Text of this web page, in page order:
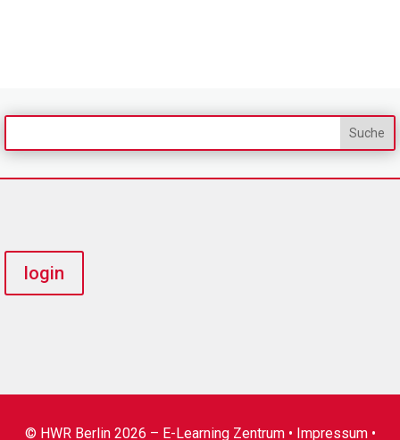
login
© HWR Berlin 2026 – E-Learning Zentrum • Impressum•